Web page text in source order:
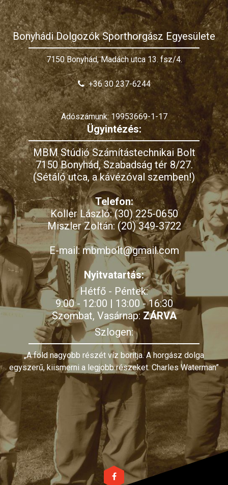
Bonyhádi Dolgozók Sporthorgász Egyesülete
7150 Bonyhád, Madách utca 13. fsz/4.
+36 30 237-6244
Adószámunk: 19953669-1-17
Ügyintézés:
MBM Stúdió Számítástechnikai Bolt
7150 Bonyhád, Szabadság tér 8/27.
(Sétáló utca, a kávézóval szemben!)
Telefon:
Koller László: (30) 225-0650
Miszler Zoltán: (20) 349-3722
E-mail: mbmbolt@gmail.com
Nyitvatartás:
Hétfő - Péntek:
9:00 - 12:00 | 13:00 - 16:30
Szombat, Vasárnap: ZÁRVA
Szlogen:
„A föld nagyobb részét víz borítja. A horgász dolga
egyszerű, kiismerni a legjobb részeket. Charles Waterman”